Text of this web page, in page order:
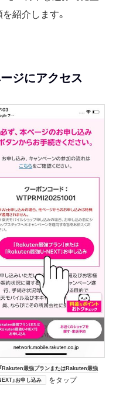
紹介します。
ジにアクセス
「Rakuten最強プランまたはRakuten最強
」お申し込み
をタップ